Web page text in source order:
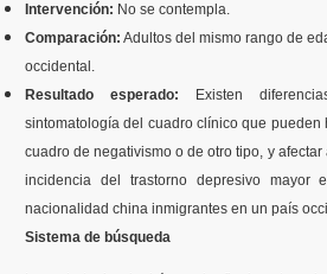
Intervención: No se contempla.
Comparación: Adultos del mismo rango de
occidental.
Resultado esperado: Existen
sintomatología del cuadro clínico que pueden
cuadro de negativismo o de otro tipo, y
incidencia del trastorno depresivo mayor
nacionalidad china inmigrantes en un país
Sistema de búsqueda